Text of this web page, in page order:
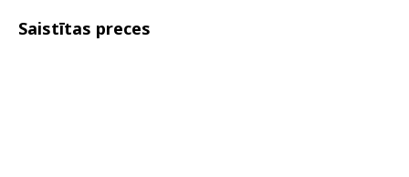
Saistītas preces